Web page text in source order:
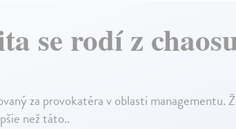
se rodí z
za provokatéra v oblasti managementu.
než táto..